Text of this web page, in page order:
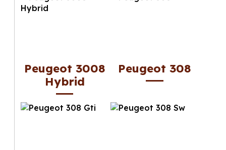
Peugeot 3008
Hybrid
Peugeot 308